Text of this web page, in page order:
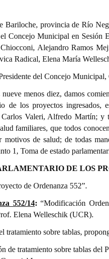
Bariloche, provincia de Río
Concejo Municipal en Sesión
Alejandro Ramos
Radical, Elena María
del Concejo
nueve menos diez, damos
de los proyectos
Valeri, Alfredo Martín; y
familiares, que todos
motivos de salud; de todas
1, Toma de estado
DE LOS
de Ordenanza 552”.
552/14: “Modificación
Elena Welleschik (UCR).
tratamiento sobre tablas,
de tratamiento sobre tablas